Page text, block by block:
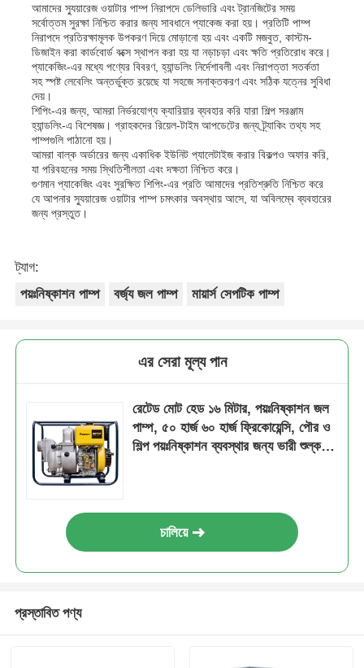
আমাদের স্যুয়ারেজ ওয়াটার পাম্প নিরাপদে ডেলিভারি এবং ট্রানজিটের সময়
সর্বোত্তম সুরক্ষা নিশ্চিত করার জন্য সাবধানে প্যাকেজ করা হয়। প্রতিটি পাম্প
নিরাপদে প্রতিরক্ষামূলক উপকরণ দিয়ে মোড়ানো হয় এবং একটি মজবুত, কাস্টম-
ডিজাইন করা কার্ডবোর্ড বক্সে স্থাপন করা হয় যা নড়াচড়া এবং ক্ষতি প্রতিরোধ করে।
প্যাকেজিং-এর মধ্যে পণ্যের বিবরণ, হ্যান্ডলিং নির্দেশাবলী এবং নিরাপত্তা সতর্কতা
সহ স্পষ্ট লেবেলিং অন্তর্ভুক্ত রয়েছে যা সহজে সনাক্তকরণ এবং সঠিক যত্নের সুবিধা
দেয়।
শিপিং-এর জন্য, আমরা নির্ভরযোগ্য ক্যারিয়ার ব্যবহার করি যারা শিল্প সরঞ্জাম
হ্যান্ডলিং-এ বিশেষজ্ঞ। গ্রাহকদের রিয়েল-টাইম আপডেটের জন্য ট্র্যাকিং তথ্য সহ
পাম্পগুলি পাঠানো হয়।
আমরা বাল্ক অর্ডারের জন্য একাধিক ইউনিট প্যালেটাইজ করার বিকল্পও অফার করি,
যা পরিবহনের সময় স্থিতিশীলতা এবং দক্ষতা নিশ্চিত করে।
গুণমান প্যাকেজিং এবং সুরক্ষিত শিপিং-এর প্রতি আমাদের প্রতিশ্রুতি নিশ্চিত করে
যে আপনার স্যুয়ারেজ ওয়াটার পাম্প চমৎকার অবস্থায় আসে, যা অবিলম্বে ব্যবহারের
জন্য প্রস্তুত।
ট্যাগ:
পয়ঃনিষ্কাশন পাম্প
বর্জ্য জল পাম্প মায়ার্স সেপটিক পাম্প
এর সেরা মূল্য পান
রেটেড মোট হেড ১৬ মিটার, পয়ঃনিষ্কাশন জল
পাম্প, ৫০ হার্জ ৬০ হার্জ ফ্রিকোয়েন্সি, পৌর ও
শিল্প পয়ঃনিষ্কাশন ব্যবস্থার জন্য ভারী শুল্ক
চালিয়ে
প্রস্তাবিত পণ্য